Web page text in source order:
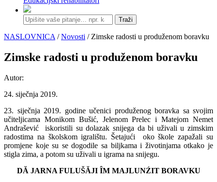
Traži
NASLOVNICA /Novosti / Zimske radosti u produženom boravku
Zimske radosti u produženom boravku
Autor:
24. siječnja 2019.
23. siječnja 2019. godine učenici produženog boravka sa svojim
učiteljicama Monikom Bušić, Jelenom Prelec i Matejom Nemet
Andrašević iskoristili su dolazak snijega da bi uživali u zimskim
radostima na školskom igralištu. Šetajući oko škole zapažali su
promjene koje su se dogodile sa biljkama i životinjama otkako je
stigla zima, a potom su uživali u igrama na snijegu.
DĂ JARNA FULUŠĂJI ȊM MAJLUNŹIT BORAVKU